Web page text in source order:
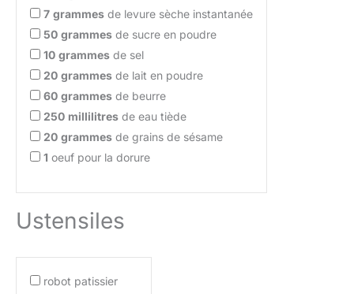
7 grammes de levure sèche instantanée
50 grammes de sucre en poudre
10 grammes de sel
20 grammes de lait en poudre
60 grammes de beurre
250 millilitres de eau tiède
20 grammes de grains de sésame
1 oeuf pour la dorure
Ustensiles
robot patissier